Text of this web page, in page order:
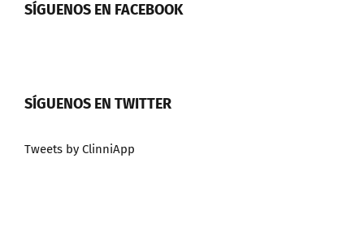
SÍGUENOS EN FACEBOOK
SÍGUENOS EN TWITTER
Tweets by ClinniApp